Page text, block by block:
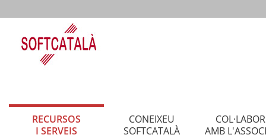
RECURSOS
I SERVEIS
CONEIXEU
SOFTCATALÀ
AMB